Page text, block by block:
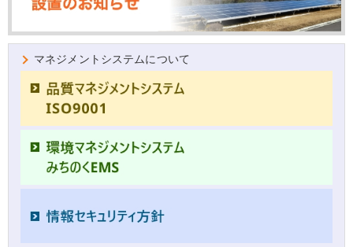
マネジメントシステムについて